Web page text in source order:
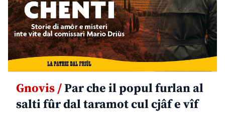
Gnovis /Par che il popul furlan al
salti fûr dal taramot cul cjâf e vîf